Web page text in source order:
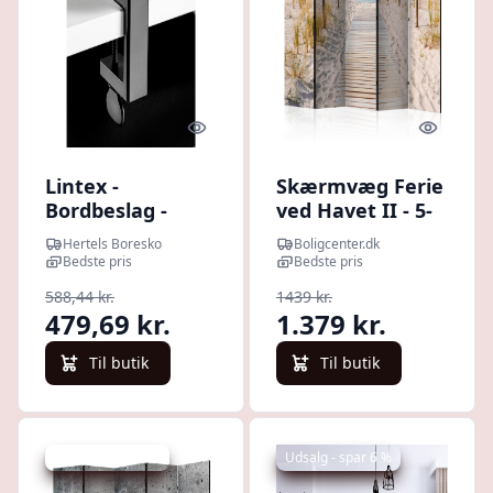
Quick look
Lintex -
Bordbeslag -
T/skærmvæg -
Sort
Hertels Boresko
Bedste pris
588,44 kr.
479,69 kr.
Til butik
Quick
Skærmvæg Ferie
ved Havet II - 5-
panels rumdeler
225 x 172 cm -
Dobbeltsiddet
Boligcenter.dk
Bedste pris
1439 kr.
1.379 kr.
Til butik
Udsalg - spar 6 %